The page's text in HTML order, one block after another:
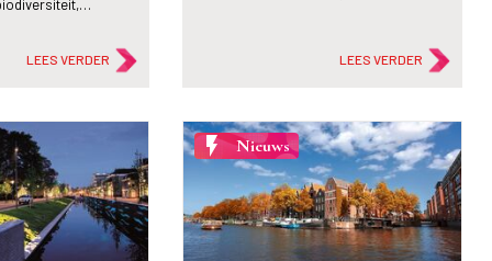
LEES VERDER LEES VERDER
flash_on Nieuws